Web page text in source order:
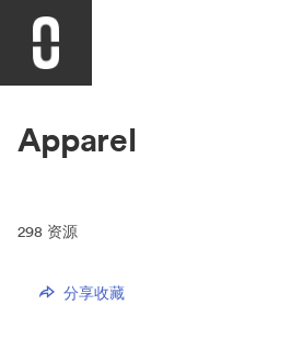
Apparel
298 资源
分享收藏